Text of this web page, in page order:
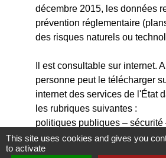
décembre 2015, les données
prévention réglementaire
des risques naturels ou
Il est consultable sur internet.
personne peut le télécharger
internet des services de l'État
les rubriques suivantes :
politiques publiques – sécurité
civile – le recensement des
l'adresse suivante :
This site uses cookies and gives you
to activate